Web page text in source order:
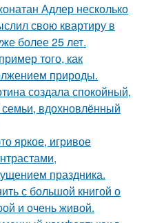
Адлер несколько
свою квартиру в
более 25 лет.
того, как
природы.
создала спокойный,
вдохновлённый
яркое, игривое
праздника.
с большой книгой о
и очень живой.